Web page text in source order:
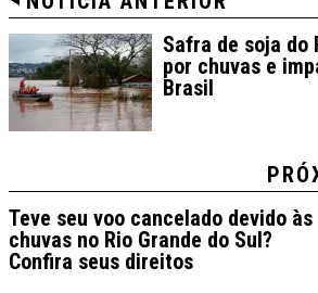
Safra de soja do
por chuvas e
Brasil
Teve seu voo cancelado devido às
chuvas no Rio Grande do Sul?
Confira seus direitos